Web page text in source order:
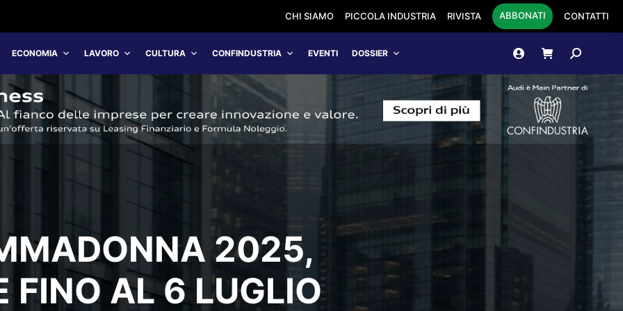
CHI SIAMO PICCOLA INDUSTRIA RIVISTA ABBONATI CONTATTI
ECONOMIA LAVORO CULTURA CONFINDUSTRIA EVENTI DOSSIER Cerca:
2025,
FINO AL 6 LUGLIO